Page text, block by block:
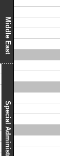
Middle East